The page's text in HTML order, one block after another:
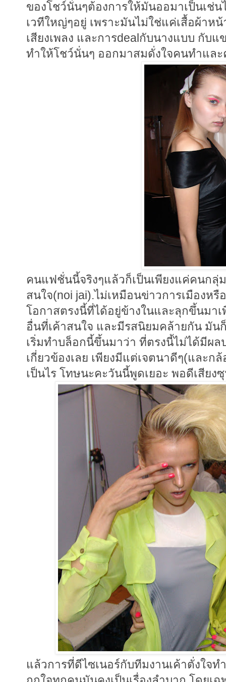
ของโชว์นั่นๆต้องการให้มันออมาเป็นเช่น
เวทีใหญ่ๆอยู่ เพราะมันไม่ใช่แค่เสื้อผ้าห
เสียงเพลง และการdealกับนางแบบ กับ
ทำให้โชว์นั่นๆ ออกมาสมดั่งใจคนทำแล
คนแฟชั่นนี้จริงๆแล้วก็เป็นเพียงแค่คนกลุ่
สนใจ(noi jai).ไม่เหมือนข่าวการเมืองห
โอกาสตรงนี้ที่ได้อยู่ข้างในและลุกขึ้นมา
อื่นที่เค้าสนใจ และมีรสนิยมคล้ายกัน มัน
เริ่มทำบล็อกนี้ขึ้นมาว่า ที่ตรงนี้ไม่ได้มีผล
เกี่ยวข้องเลย เพียงมีแต่เจตนาดีๆ(และก
เป็นไร โทษนะคะวันนี้พูดเยอะ พอดีเสียง
แล้วการที่ดีไซเนอร์กับทีมงานเค้าตั่งใจ